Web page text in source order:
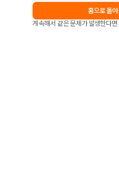
홈으로 돌
계속해서 같은 문제가 발생한다면